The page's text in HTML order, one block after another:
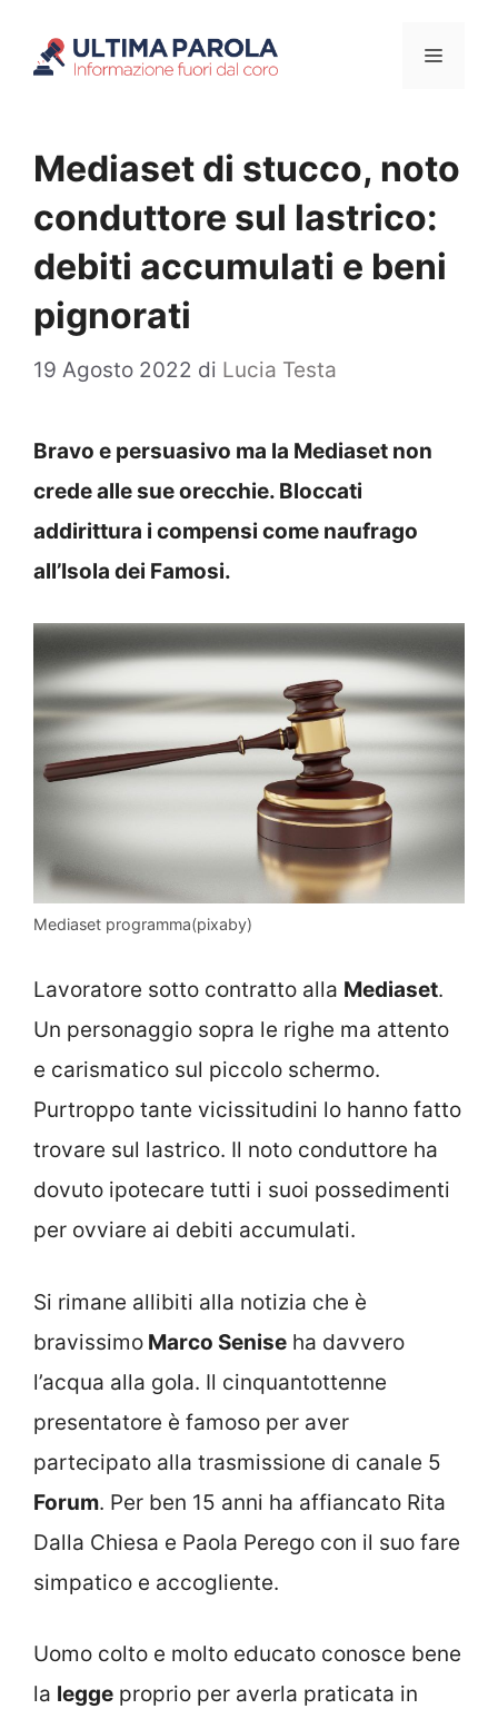
Menu
Mediaset di stucco, noto
conduttore sul lastrico:
debiti accumulati e beni
pignorati
19 Agosto 2022 di Lucia Testa
Bravo e persuasivo ma la Mediaset non
crede alle sue orecchie. Bloccati
addirittura i compensi come naufrago
all’Isola dei Famosi.
Mediaset programma(pixaby)
Lavoratore sotto contratto alla Mediaset.
Un personaggio sopra le righe ma attento
e carismatico sul piccolo schermo.
Purtroppo tante vicissitudini lo hanno fatto
trovare sul lastrico. Il noto conduttore ha
dovuto ipotecare tutti i suoi possedimenti
per ovviare ai debiti accumulati.
Si rimane allibiti alla notizia che è
bravissimo Marco Senise ha davvero
l’acqua alla gola. Il cinquantottenne
presentatore è famoso per aver
partecipato alla trasmissione di canale 5
Forum. Per ben 15 anni ha affiancato Rita
Dalla Chiesa e Paola Perego con il suo fare
simpatico e accogliente.
Uomo colto e molto educato conosce bene
la legge proprio per averla praticata in